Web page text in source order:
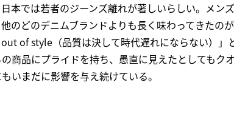
本では若者のジーンズ離れが著しいらしい。メン
のどのデニムブランドよりも長く味わってきたの
of style（品質は決して時代遅れにならない）」
商品にプライドを持ち、愚直に見えたとしてもク
いまだに影響を与え続けている。